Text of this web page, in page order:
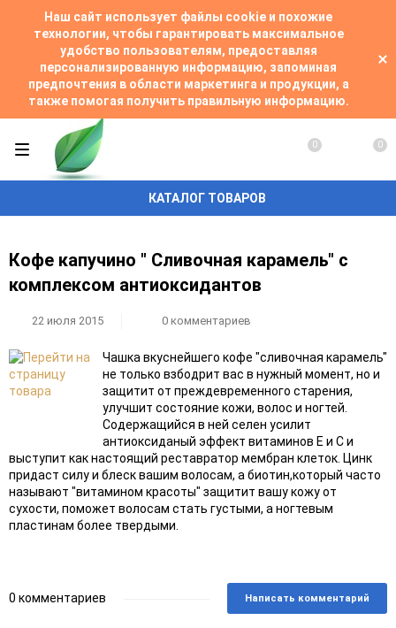
Наш сайт использует файлы cookie и похожие
технологии, чтобы гарантировать максимальное
удобство пользователям, предоставляя
персонализированную информацию, запоминая
предпочтения в области маркетинга и продукции, а
также помогая получить правильную информацию.
КАТАЛОГ ТОВАРОВ
0 0
Кофе капучино " Сливочная карамель" с
комплексом антиоксидантов
22 июля 2015 0 комментариев
Чашка вкуснейшего кофе "сливочная карамель"
не только взбодрит вас в нужный момент, но и
защитит от преждевременного старения,
улучшит состояние кожи, волос и ногтей.
Содержащийся в ней селен усилит
антиоксиданый эффект витаминов Е и С и
выступит как настоящий реставратор мембран клеток. Цинк
придаст силу и блеск вашим волосам, а биотин,который часто
называют "витамином красоты" защитит вашу кожу от
сухости, поможет волосам стать густыми, а ногтевым
пластинам более твердыми.
0 комментариев Написать комментарий